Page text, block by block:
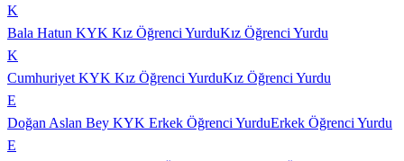
K
Bala Hatun KYK Kız Öğrenci YurduKız Öğrenci Yurdu
K
Cumhuriyet KYK Kız Öğrenci YurduKız Öğrenci Yurdu
E
Doğan Aslan Bey KYK Erkek Öğrenci YurduErkek Öğrenci Yurdu
E